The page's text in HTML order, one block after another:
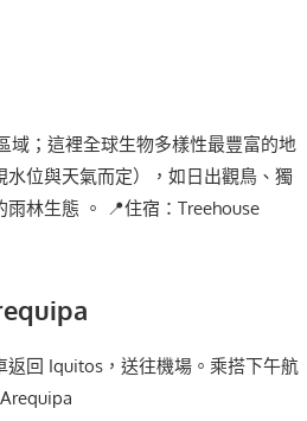
域；這裡全球生物多樣性最豐富的地
位與天氣而定），如日出觀鳥、獨
林生態 。 📍住宿：Treehouse
回 Iquitos，送往機場。乘搭下午航